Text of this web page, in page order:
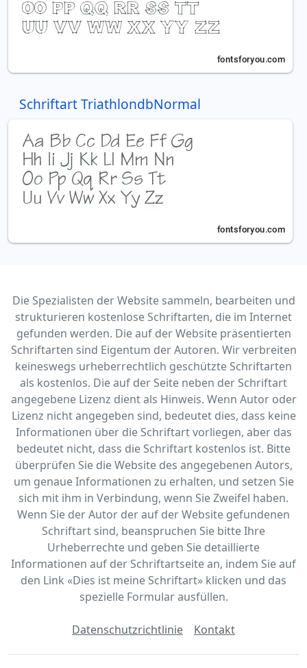
Schriftart TriathlondbNormal
Die Spezialisten der Website sammeln, bearbeiten und
strukturieren kostenlose Schriftarten, die im Internet
gefunden werden. Die auf der Website präsentierten
Schriftarten sind Eigentum der Autoren. Wir verbreiten
keineswegs urheberrechtlich geschützte Schriftarten
als kostenlos. Die auf der Seite neben der Schriftart
angegebene Lizenz dient als Hinweis. Wenn Autor oder
Lizenz nicht angegeben sind, bedeutet dies, dass keine
Informationen über die Schriftart vorliegen, aber das
bedeutet nicht, dass die Schriftart kostenlos ist. Bitte
überprüfen Sie die Website des angegebenen Autors,
um genaue Informationen zu erhalten, und setzen Sie
sich mit ihm in Verbindung, wenn Sie Zweifel haben.
Wenn Sie der Autor der auf der Website gefundenen
Schriftart sind, beanspruchen Sie bitte Ihre
Urheberrechte und geben Sie detaillierte
Informationen auf der Schriftartseite an, indem Sie auf
den Link «‎Dies ist meine Schriftart» klicken und das
spezielle Formular ausfüllen.
Datenschutzrichtlinie Kontakt